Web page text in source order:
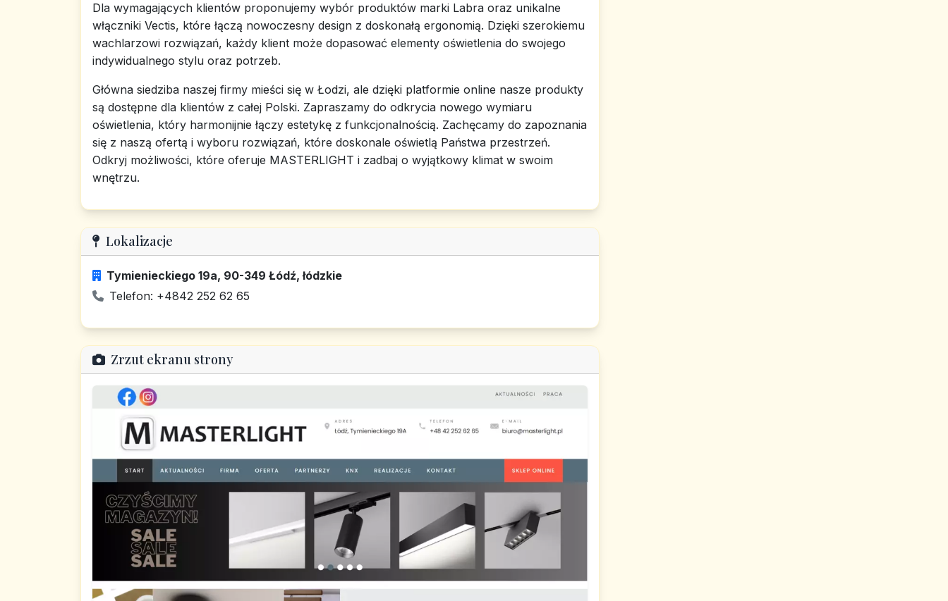
Dla wymagających klientów proponujemy wybór produktów marki Labra oraz unikalne
włączniki Vectis, które łączą nowoczesny design z doskonałą ergonomią. Dzięki szerokiemu
wachlarzowi rozwiązań, każdy klient może dopasować elementy oświetlenia do swojego
indywidualnego stylu oraz potrzeb.
Główna siedziba naszej firmy mieści się w Łodzi, ale dzięki platformie online nasze produkty
są dostępne dla klientów z całej Polski. Zapraszamy do odkrycia nowego wymiaru
oświetlenia, który harmonijnie łączy estetykę z funkcjonalnością. Zachęcamy do zapoznania
się z naszą ofertą i wyboru rozwiązań, które doskonale oświetlą Państwa przestrzeń.
Odkryj możliwości, które oferuje MASTERLIGHT i zadbaj o wyjątkowy klimat w swoim
wnętrzu.
Lokalizacje
Tymienieckiego 19a, 90-349 Łódź, łódzkie
Telefon: +4842 252 62 65
Zrzut ekranu strony